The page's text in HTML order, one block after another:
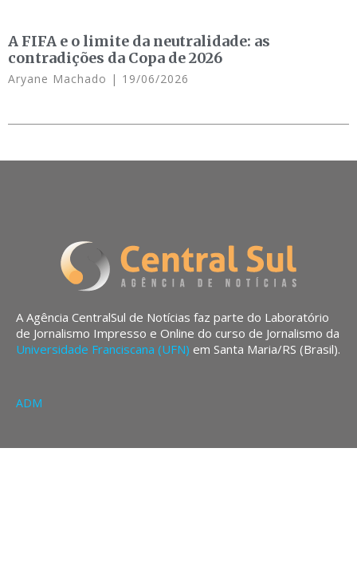
A FIFA e o limite da neutralidade: as
contradições da Copa de 2026
Aryane Machado 19/06/2026
A Agência CentralSul de Notícias faz parte do Laboratório
de Jornalismo Impresso e Online do curso de Jornalismo da
Universidade Franciscana (UFN) em Santa Maria/RS (Brasil).
ADM